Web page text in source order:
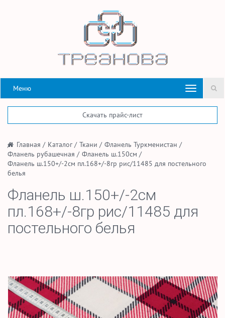
Меню
Скачать прайс-лист
/ Главная / Каталог/ Ткани / Фланель Туркменистан /
Фланель рубашечная / Фланель ш.150см /
Фланель ш.150+/-2см пл.168+/-8гр рис/11485 для постельного
белья
Фланель ш.150+/-2см
пл.168+/-8гр рис/11485 для
постельного белья